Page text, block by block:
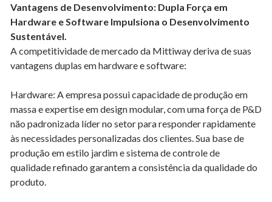
Vantagens de Desenvolvimento: Dupla Força em
Hardware e Software Impulsiona o Desenvolvimento
Sustentável.
A competitividade de mercado da Mittiway deriva de suas
vantagens duplas em hardware e software:
Hardware: A empresa possui capacidade de produção em
massa e expertise em design modular, com uma força de P&D
não padronizada líder no setor para responder rapidamente
às necessidades personalizadas dos clientes. Sua base de
produção em estilo jardim e sistema de controle de
qualidade refinado garantem a consistência da qualidade do
produto.